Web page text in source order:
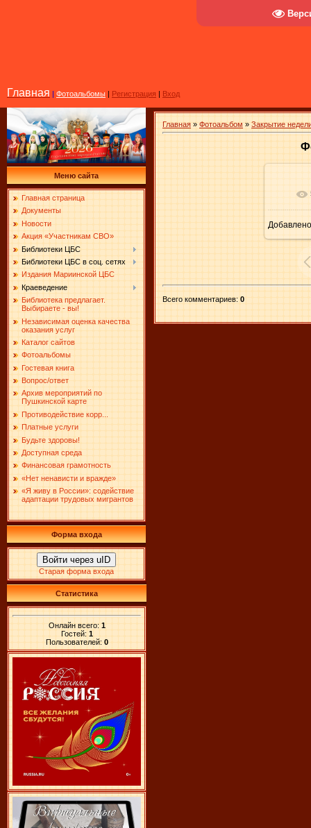
Главная | Фотоальбомы | Регистрация | Вход
Меню сайта
Главная страница
Документы
Новости
Акция «Участникам СВО»
Библиотеки ЦБС
Библиотеки ЦБС в соц. сетях
Издания Мариинской ЦБС
Краеведение
Библиотека предлагает.
Выбираете - вы!
Независимая оценка качества
оказания услуг
Каталог сайтов
Фотоальбомы
Гостевая книга
Вопрос/ответ
Архив мероприятий по
Пушкинской карте
Противодействие корр...
Платные услуги
Будьте здоровы!
Доступная среда
Финансовая грамотность
«Нет ненависти и вражде»
«Я живу в России»: содействие
адаптации трудовых мигрантов
Форма входа
Войти через uID
Старая форма входа
Статистика
Онлайн всего: 1
Гостей: 1
Пользователей: 0
Главная » Фотоальбом » Закрытие
В
Добавлено
Всего комментариев: 0